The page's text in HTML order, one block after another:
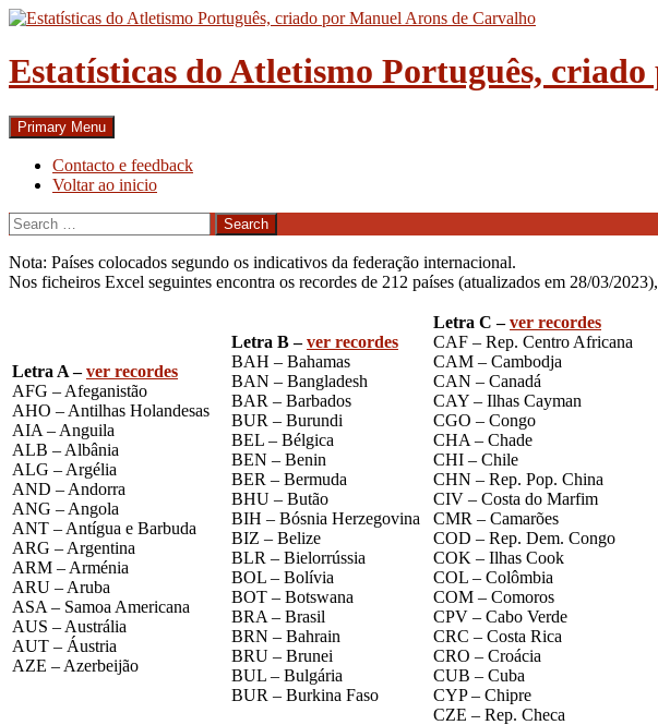
Skip
content
Estatísticas do Atletismo Português,
Search
Primary Menu
Contacto e feedback
Voltar ao inicio
Search
for:
Nota: Países colocados segundo os indicativos da federação internacional.
Nos ficheiros Excel seguintes encontra os recordes de 212 países (atualizados em 28/03/
Letra A –ver recordes
AFG – Afeganistão
AHO – Antilhas Holandesas
AIA – Anguila
ALB – Albânia
ALG – Argélia
AND – Andorra
ANG – Angola
ANT – Antígua e Barbuda
ARG – Argentina
ARM – Arménia
ARU – Aruba
ASA – Samoa Americana
AUS – Austrália
AUT – Áustria
AZE – Azerbeijão
Letra B –ver recordes
BAH – Bahamas
BAN – Bangladesh
BAR – Barbados
BUR – Burundi
BEL – Bélgica
BEN – Benin
BER – Bermuda
BHU – Butão
BIH – Bósnia Herzegovina
BIZ – Belize
BLR – Bielorrússia
BOL – Bolívia
BOT – Botswana
BRA – Brasil
BRN – Bahrain
BRU – Brunei
BUL – Bulgária
BUR – Burkina Faso
Letra C –ver recordes
CAF – Rep. Centro Africana
CAM – Cambodja
CAN – Canadá
CAY – Ilhas Cayman
CGO – Congo
CHA – Chade
CHI – Chile
CHN – Rep. Pop. China
CIV – Costa do Marfim
CMR – Camarões
COD – Rep. Dem. Congo
COK – Ilhas Cook
COL – Colômbia
COM – Comoros
CPV – Cabo Verde
CRC – Costa Rica
CRO – Croácia
CUB – Cuba
CYP – Chipre
CZE – Rep. Checa